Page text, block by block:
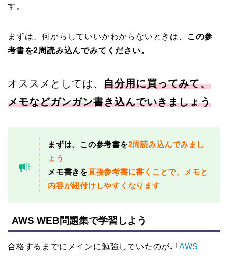
す。
まずは、何からしていいかわからないときは、
この参
考書を2周読み込んでみてください。
オススメとしては、 自分用に買ってみて、
メモなどガンガン書き込んでいきましょう
まずは、この参考書を2周読み込んでみまし
ょう
メモ書きを直接参考書に書くことで、メモと
内容が紐付けしやすくなります
AWS WEB問題集で学習しよう
合格するまでにメインに勉強していたのが､｢ AWS